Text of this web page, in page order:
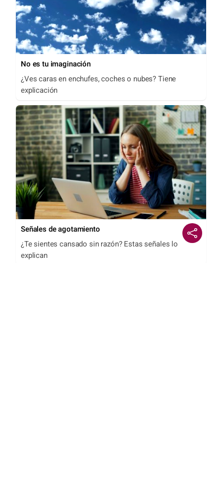
No es tu imaginación
¿Ves caras en enchufes, coches o nubes? Tiene
explicación
Señales de agotamiento
¿Te sientes cansado sin razón? Estas señales lo
explican